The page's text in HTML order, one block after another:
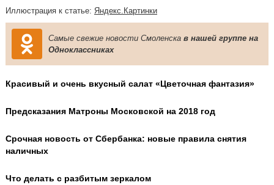
Иллюстрация к статье: Яндекс.Картинки
Самые свежие новости Смоленска в нашей группе на
Одноклассниках
Красивый и очень вкусный салат «Цветочная фантазия»
Предсказания Матроны Московской на 2018 год
Срочная новость от Сбербанка: новые правила снятия
наличных
Что делать с разбитым зеркалом